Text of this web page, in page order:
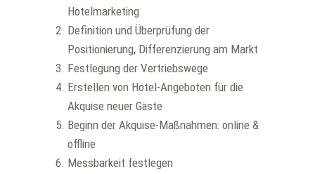
Hotelmarketing
Definition und Überprüfung der
Positionierung, Differenzierung am Markt
Festlegung der Vertriebswege
Erstellen von Hotel-Angeboten für die
Akquise neuer Gäste
Beginn der Akquise-Maßnahmen: online &
offline
Messbarkeit festlegen